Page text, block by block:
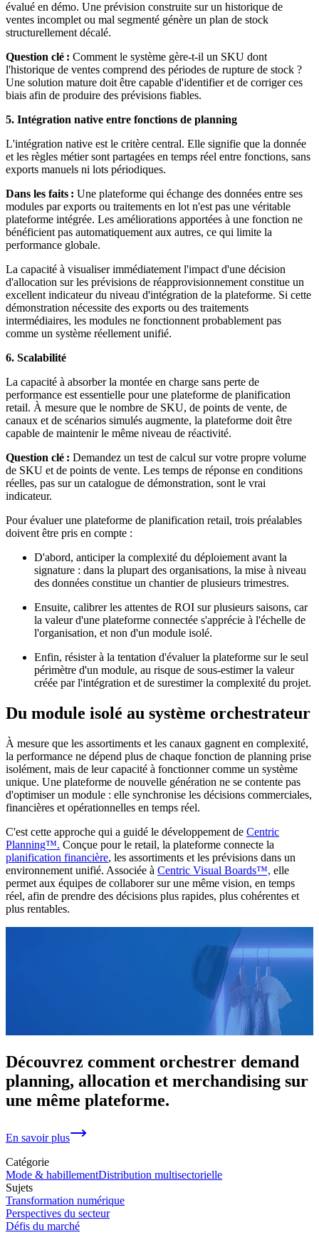
évalué en démo. Une prévision construite sur un historique de
ventes incomplet ou mal segmenté génère un plan de stock
structurellement décalé.
Question clé : Comment le système gère-t-il un SKU dont
l'historique de ventes comprend des périodes de rupture de stock ?
Une solution mature doit être capable d'identifier et de corriger ces
biais afin de produire des prévisions fiables.
5. Intégration native entre fonctions de planning
L'intégration native est le critère central. Elle signifie que la donnée
et les règles métier sont partagées en temps réel entre fonctions, sans
exports manuels ni lots périodiques.
Dans les faits : Une plateforme qui échange des données entre ses
modules par exports ou traitements en lot n'est pas une véritable
plateforme intégrée. Les améliorations apportées à une fonction ne
bénéficient pas automatiquement aux autres, ce qui limite la
performance globale.
La capacité à visualiser immédiatement l'impact d'une décision
d'allocation sur les prévisions de réapprovisionnement constitue un
excellent indicateur du niveau d'intégration de la plateforme. Si cette
démonstration nécessite des exports ou des traitements
intermédiaires, les modules ne fonctionnent probablement pas
comme un système réellement unifié.
6. Scalabilité
La capacité à absorber la montée en charge sans perte de
performance est essentielle pour une plateforme de planification
retail. À mesure que le nombre de SKU, de points de vente, de
canaux et de scénarios simulés augmente, la plateforme doit être
capable de maintenir le même niveau de réactivité.
Question clé : Demandez un test de calcul sur votre propre volume
de SKU et de points de vente. Les temps de réponse en conditions
réelles, pas sur un catalogue de démonstration, sont le vrai
indicateur.
Pour évaluer une plateforme de planification retail, trois préalables
doivent être pris en compte :
D'abord, anticiper la complexité du déploiement avant la
signature : dans la plupart des organisations, la mise à niveau
des données constitue un chantier de plusieurs trimestres.
Ensuite, calibrer les attentes de ROI sur plusieurs saisons, car
la valeur d'une plateforme connectée s'apprécie à l'échelle de
l'organisation, et non d'un module isolé.
Enfin, résister à la tentation d'évaluer la plateforme sur le seul
périmètre d'un module, au risque de sous-estimer la valeur
créée par l'intégration et de surestimer la complexité du projet.
Du module isolé au système orchestrateur
À mesure que les assortiments et les canaux gagnent en complexité,
la performance ne dépend plus de chaque fonction de planning prise
isolément, mais de leur capacité à fonctionner comme un système
unique. Une plateforme de nouvelle génération ne se contente pas
d'optimiser un module : elle synchronise les décisions commerciales,
financières et opérationnelles en temps réel.
C'est cette approche qui a guidé le développement de Centric
Planning™. Conçue pour le retail, la plateforme connecte la
planification financière, les assortiments et les prévisions dans un
environnement unifié. Associée à Centric Visual Boards™, elle
permet aux équipes de collaborer sur une même vision, en temps
réel, afin de prendre des décisions plus rapides, plus cohérentes et
plus rentables.
Découvrez comment orchestrer demand
planning, allocation et merchandising sur
une même plateforme.
En savoir plus
Catégorie
Mode & habillementDistribution multisectorielle
Sujets
Transformation numérique
Perspectives du secteur
Défis du marché